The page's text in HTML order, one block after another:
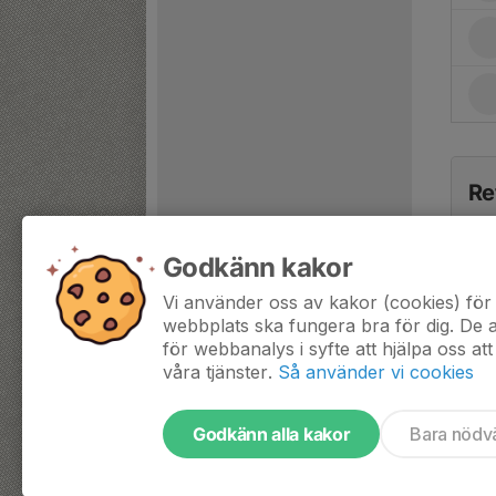
Godkänn kakor
Vi använder oss av kakor (cookies)
webbplats ska fungera bra för dig. De
för webbanalys i syfte att hjälpa oss
våra tjänster. Så använder vi cookies
Godkänn alla kakor Bara